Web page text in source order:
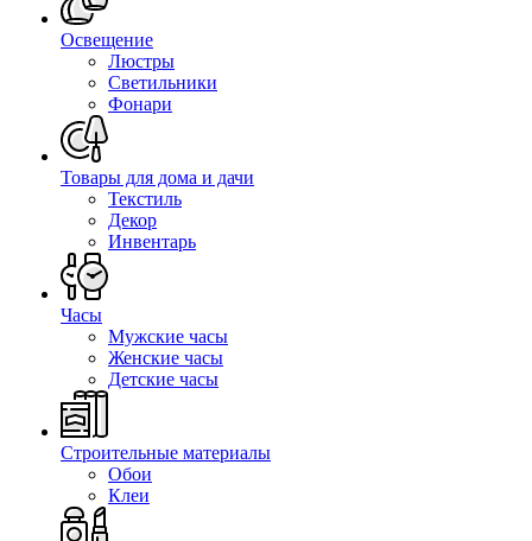
Освещение
Люстры
Светильники
Фонари
Товары для дома и дачи
Текстиль
Декор
Инвентарь
Часы
Мужские часы
Женские часы
Детские часы
Строительные материалы
Обои
Клеи